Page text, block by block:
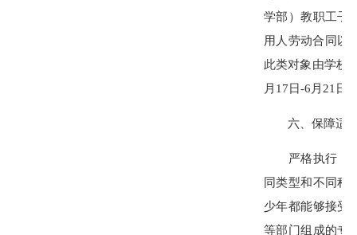
学部）教职工子
用人劳动合同以
此类对象由学校
月17日-6月21日
六、保障适龄
严格执行《残
同类型和不同程
少年都能够接受
等部门组成的专